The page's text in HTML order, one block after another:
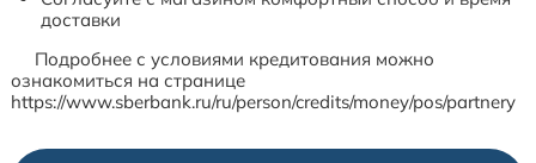
доставки
Подробнее с условиями кредитования можно
ознакомиться на странице
https://www.sberbank.ru/ru/person/credits/money/pos/partnery